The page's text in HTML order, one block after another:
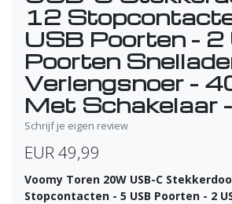
12
USB Poorten - 2
Poorten
Verlengsnoer -
Met Schakelaar
Schrijf je eigen review
EUR 49,99
Voomy Toren 20W USB-C
Stopcontacten - 5 USB Poorten - 2